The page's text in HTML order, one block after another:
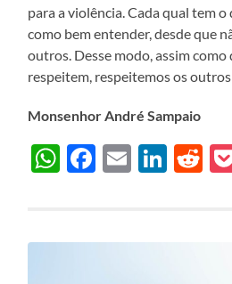
para a violência. Cada qual tem
como bem entender, desde que
outros. Desse modo, assim
respeitem, respeitemos os outros
Monsenhor André Sampaio
WhatsApp
Facebook
Email